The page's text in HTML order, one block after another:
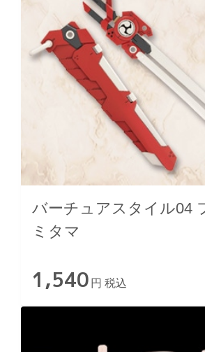
バーチュアスタイル04
ミタマ
1,540 円 税込